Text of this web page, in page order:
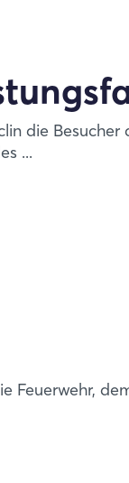
die Besucher
...
Feuerwehr,